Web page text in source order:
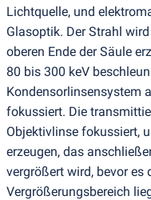
Lichtquelle, und
Glasoptik. Der Strahl
oberen Ende der Säule
80 bis 300 keV
Kondensorlinsensystem
fokussiert. Die
Objektivlinse fokussiert,
erzeugen, das
vergrößert wird, bevor es
Vergrößerungsbereich